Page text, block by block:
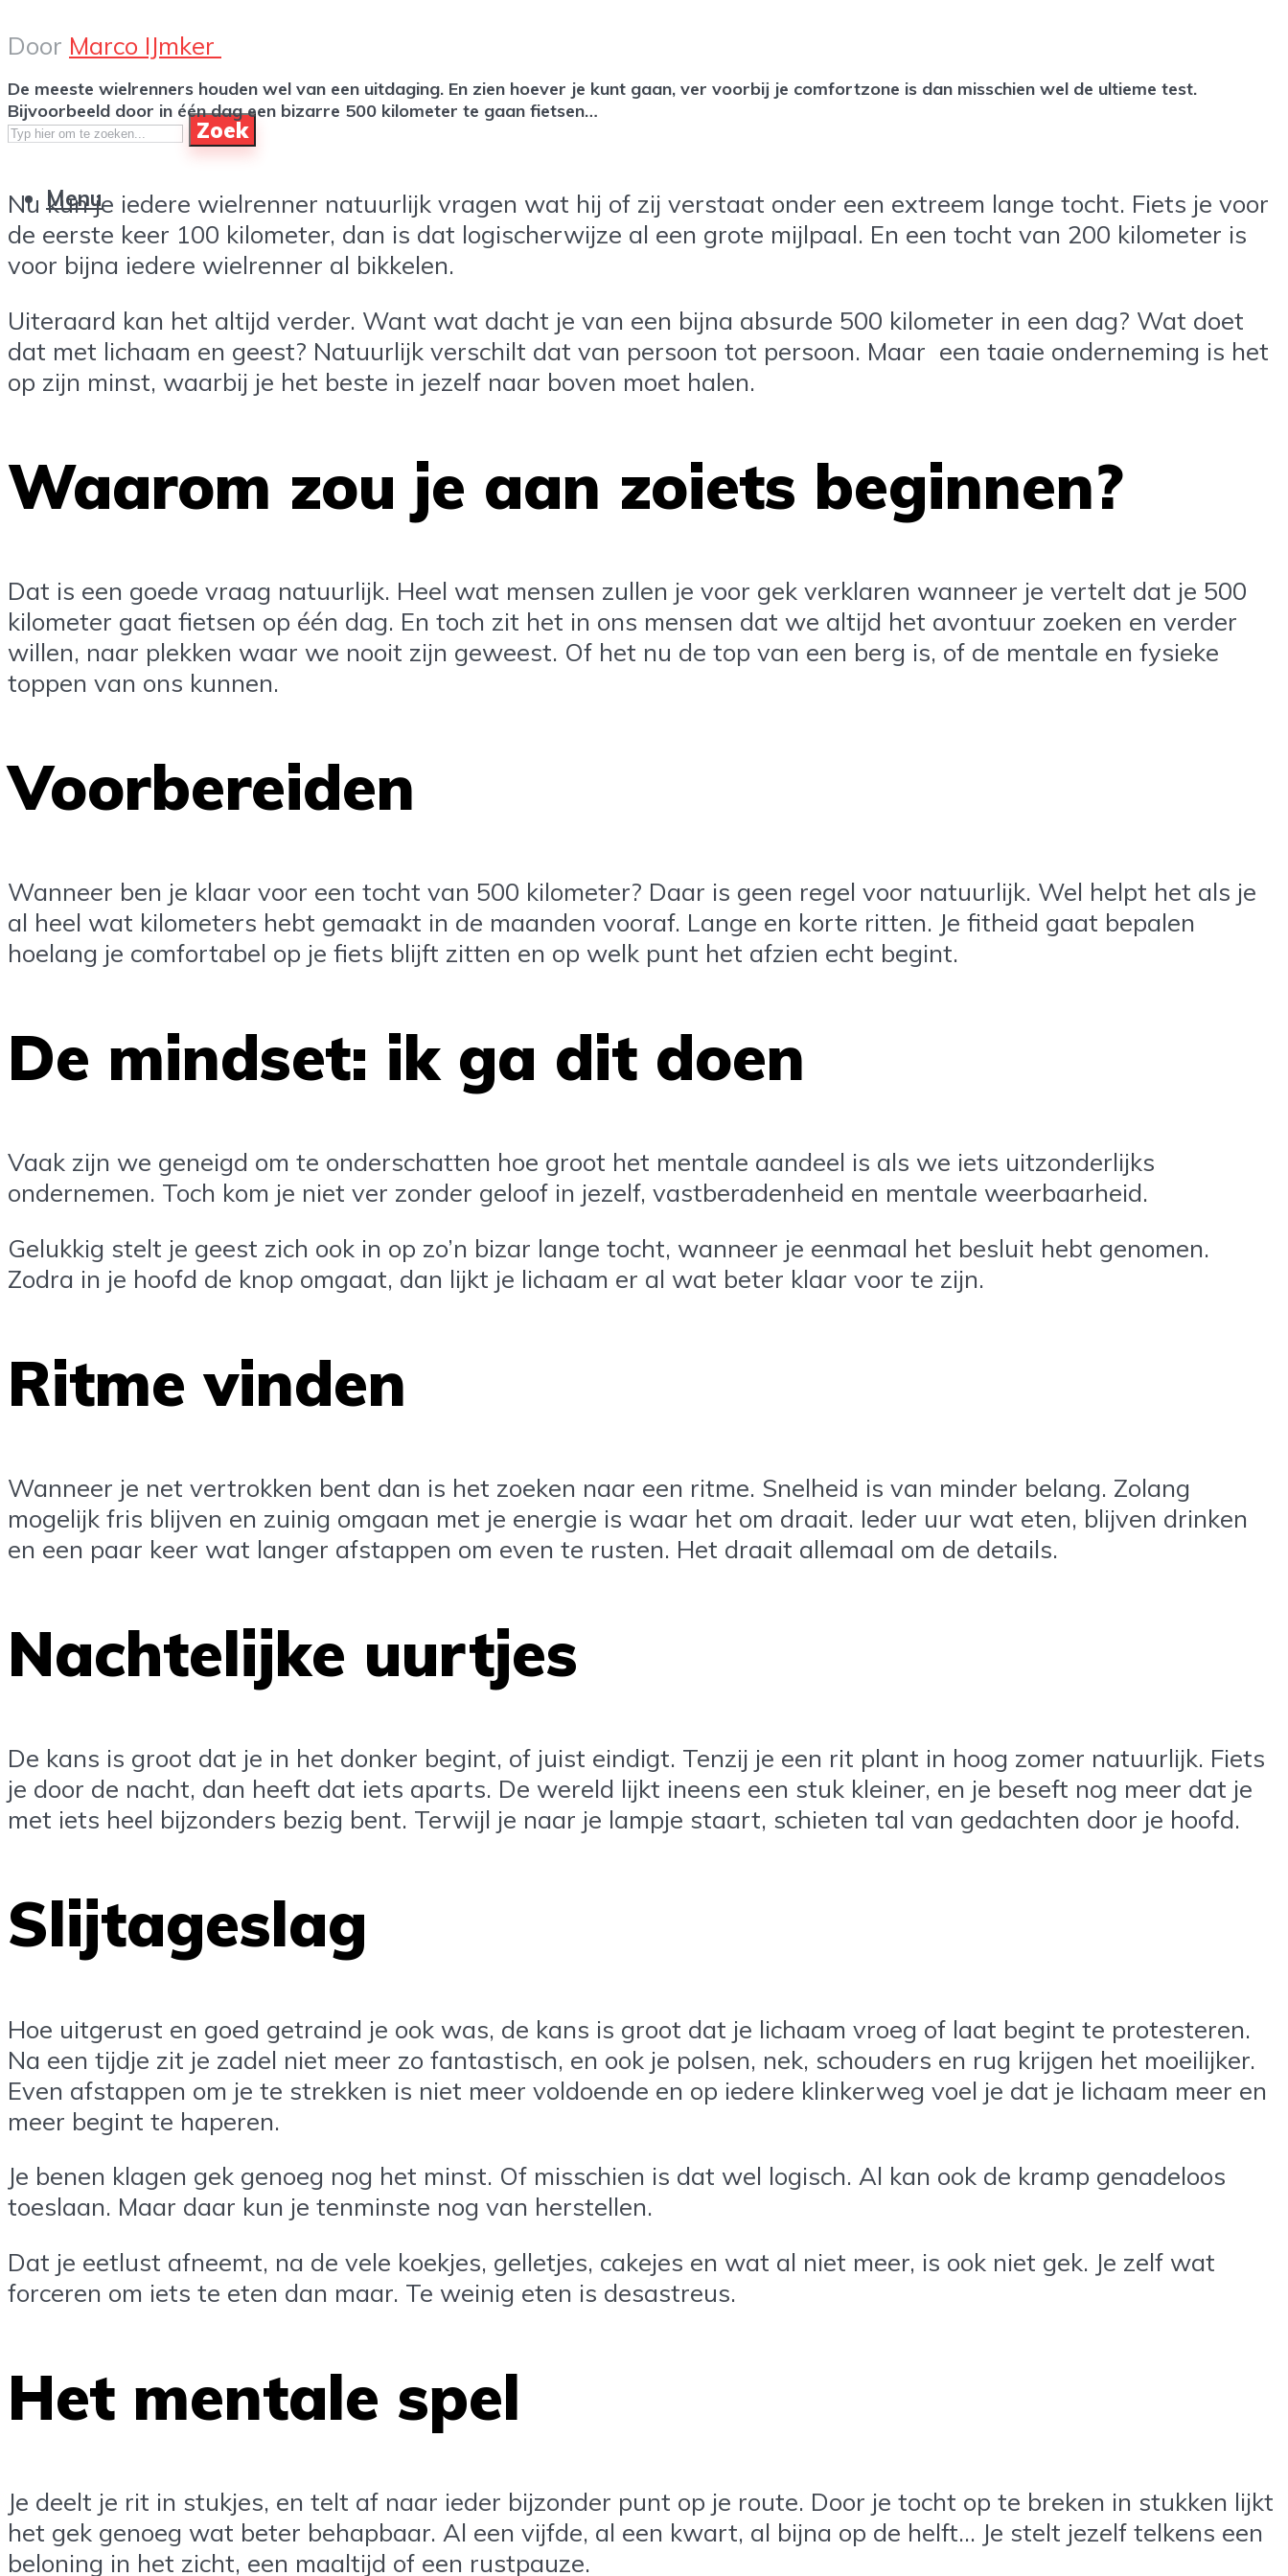
Zoek
Menu
Door Marco IJmker
De meeste wielrenners houden wel van een uitdaging. En zien hoever je kunt gaan, ver voorbij je comfortzone is dan misschien wel de ultieme test.
Bijvoorbeeld door in één dag een bizarre 500 kilometer te gaan fietsen…
Nu kun je iedere wielrenner natuurlijk vragen wat hij of zij verstaat onder een extreem lange tocht. Fiets je voor
de eerste keer 100 kilometer, dan is dat logischerwijze al een grote mijlpaal. En een tocht van 200 kilometer is
voor bijna iedere wielrenner al bikkelen.
Uiteraard kan het altijd verder. Want wat dacht je van een bijna absurde 500 kilometer in een dag? Wat doet
dat met lichaam en geest? Natuurlijk verschilt dat van persoon tot persoon. Maar een taaie onderneming is het
op zijn minst, waarbij je het beste in jezelf naar boven moet halen.
Waarom zou je aan zoiets beginnen?
Dat is een goede vraag natuurlijk. Heel wat mensen zullen je voor gek verklaren wanneer je vertelt dat je 500
kilometer gaat fietsen op één dag. En toch zit het in ons mensen dat we altijd het avontuur zoeken en verder
willen, naar plekken waar we nooit zijn geweest. Of het nu de top van een berg is, of de mentale en fysieke
toppen van ons kunnen.
Voorbereiden
Wanneer ben je klaar voor een tocht van 500 kilometer? Daar is geen regel voor natuurlijk. Wel helpt het als je
al heel wat kilometers hebt gemaakt in de maanden vooraf. Lange en korte ritten. Je fitheid gaat bepalen
hoelang je comfortabel op je fiets blijft zitten en op welk punt het afzien echt begint.
De mindset: ik ga dit doen
Vaak zijn we geneigd om te onderschatten hoe groot het mentale aandeel is als we iets uitzonderlijks
ondernemen. Toch kom je niet ver zonder geloof in jezelf, vastberadenheid en mentale weerbaarheid.
Gelukkig stelt je geest zich ook in op zo’n bizar lange tocht, wanneer je eenmaal het besluit hebt genomen.
Zodra in je hoofd de knop omgaat, dan lijkt je lichaam er al wat beter klaar voor te zijn.
Ritme vinden
Wanneer je net vertrokken bent dan is het zoeken naar een ritme. Snelheid is van minder belang. Zolang
mogelijk fris blijven en zuinig omgaan met je energie is waar het om draait. Ieder uur wat eten, blijven drinken
en een paar keer wat langer afstappen om even te rusten. Het draait allemaal om de details.
Nachtelijke uurtjes
De kans is groot dat je in het donker begint, of juist eindigt. Tenzij je een rit plant in hoog zomer natuurlijk. Fiets
je door de nacht, dan heeft dat iets aparts. De wereld lijkt ineens een stuk kleiner, en je beseft nog meer dat je
met iets heel bijzonders bezig bent. Terwijl je naar je lampje staart, schieten tal van gedachten door je hoofd.
Slijtageslag
Hoe uitgerust en goed getraind je ook was, de kans is groot dat je lichaam vroeg of laat begint te protesteren.
Na een tijdje zit je zadel niet meer zo fantastisch, en ook je polsen, nek, schouders en rug krijgen het moeilijker.
Even afstappen om je te strekken is niet meer voldoende en op iedere klinkerweg voel je dat je lichaam meer en
meer begint te haperen.
Je benen klagen gek genoeg nog het minst. Of misschien is dat wel logisch. Al kan ook de kramp genadeloos
toeslaan. Maar daar kun je tenminste nog van herstellen.
Dat je eetlust afneemt, na de vele koekjes, gelletjes, cakejes en wat al niet meer, is ook niet gek. Je zelf wat
forceren om iets te eten dan maar. Te weinig eten is desastreus.
Het mentale spel
Je deelt je rit in stukjes, en telt af naar ieder bijzonder punt op je route. Door je tocht op te breken in stukken lijkt
het gek genoeg wat beter behapbaar. Al een vijfde, al een kwart, al bijna op de helft… Je stelt jezelf telkens een
beloning in het zicht, een maaltijd of een rustpauze.